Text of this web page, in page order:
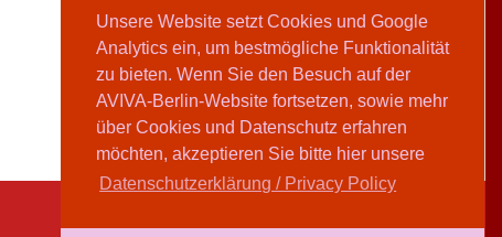
Unsere Website setzt Cookies und Google
Analytics ein, um bestmögliche Funktionalität
zu bieten. Wenn Sie den Besuch auf der
AVIVA-Berlin-Website fortsetzen, sowie mehr
über Cookies und Datenschutz erfahren
möchten, akzeptieren Sie bitte hier unsere
Datenschutzerklärung / Privacy Policy